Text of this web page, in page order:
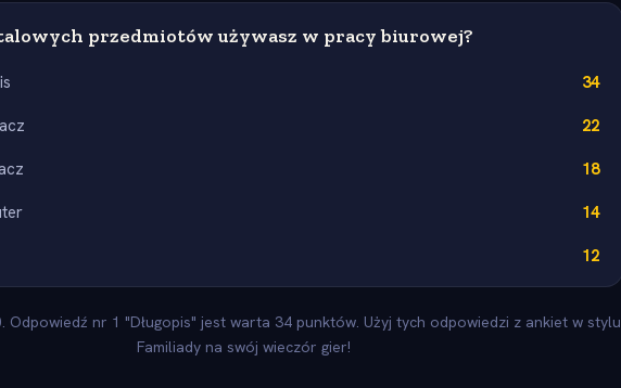
przedmiotów używasz w pracy biurowej?
34
22
18
14
12
Odpowiedź nr 1 "Długopis" jest warta 34 punktów. Użyj tych odpowiedzi z ankiet w stylu
Familiady na swój wieczór gier!